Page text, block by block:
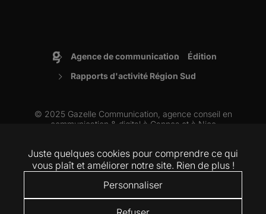
Accueil
Agence de communication
Édition
Rapports d'activité Région Sud
© 2025 Gazelle Communication, agence conseil en
communication & digital à Cannes et à Nice
ARTICLES VIDÉOS MENTIONS LÉGALES RSE COOKIES
LinkedIn
Instagram
Juste quelques cookies pour comprendre ce qui
vous plaît et améliorer notre site. Rien de plus !
Personnaliser